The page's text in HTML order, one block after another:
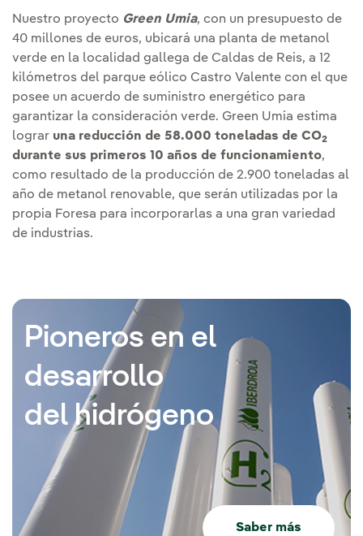
Nuestro proyecto Green Umia, con un presupuesto de
40 millones de euros, ubicará una planta de metanol
verde en la localidad gallega de Caldas de Reis, a 12
kilómetros del parque eólico Castro Valente con el que
posee un acuerdo de suministro energético para
garantizar la consideración verde. Green Umia estima
lograr una reducción de 58.000 toneladas de CO2
durante sus primeros 10 años de funcionamiento,
como resultado de la producción de 2.900 toneladas al
año de metanol renovable, que serán utilizadas por la
propia Foresa para incorporarlas a una gran variedad
de industrias.
Pioneros en el
desarrollo
del hidrógeno
Saber más